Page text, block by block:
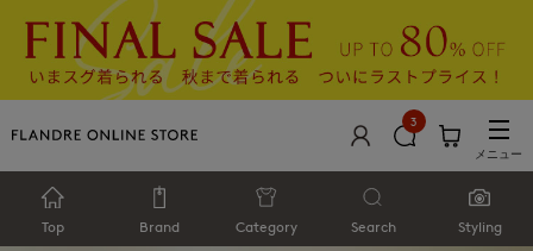
3
メニュー
Top Brand Category Search Styling